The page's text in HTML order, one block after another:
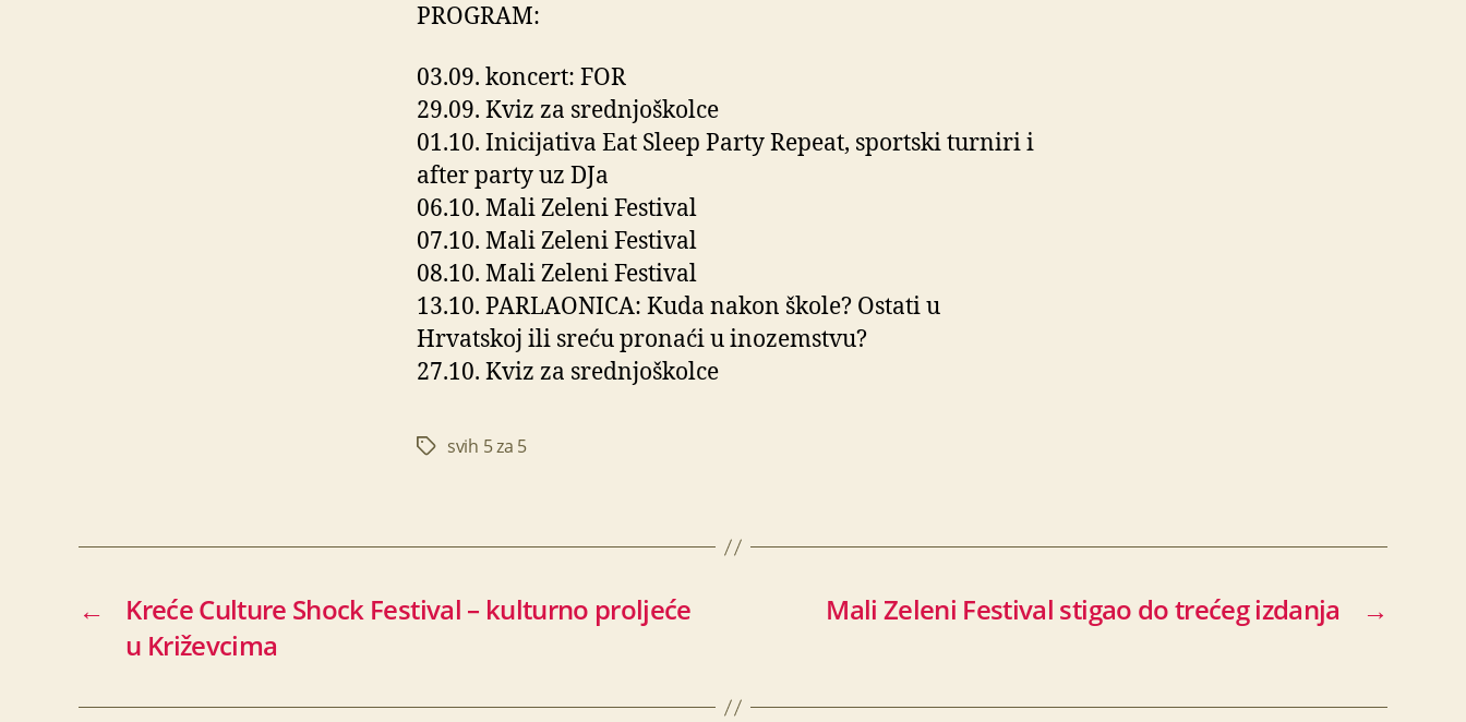
PROGRAM:
03.09. koncert: FOR
29.09. Kviz za srednjoškolce
01.10. Inicijativa Eat Sleep Party Repeat, sportski turniri i
after party uz DJa
06.10. Mali Zeleni Festival
07.10. Mali Zeleni Festival
08.10. Mali Zeleni Festival
13.10. PARLAONICA: Kuda nakon škole? Ostati u
Hrvatskoj ili sreću pronaći u inozemstvu?
27.10. Kviz za srednjoškolce
Oznakesvih 5 za 5
←
Kreće Culture Shock Festival – kulturno proljeće
u Križevcima
→
Mali Zeleni Festival stigao do trećeg izdanja